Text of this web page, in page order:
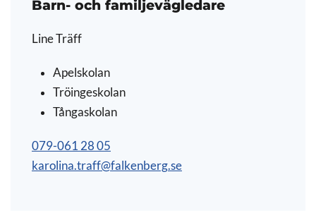
Barn- och familjevägledare
Line Träff
Apelskolan
Tröingeskolan
Tångaskolan
079-061 28 05
karolina.traff@falkenberg.se